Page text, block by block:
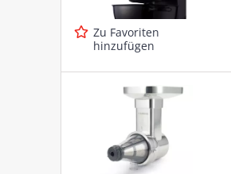
Zu Favoriten
hinzufügen